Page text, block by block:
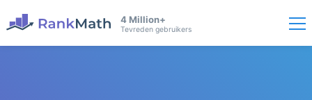
4 Million+
Tevreden gebruikers